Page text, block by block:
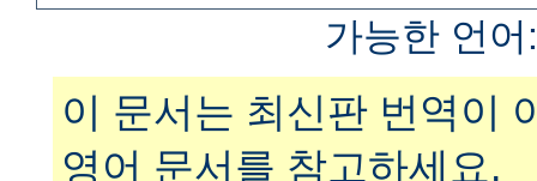
가능한 언
이 문서는 최신판 번역이
영어 문서를 참고하세요.